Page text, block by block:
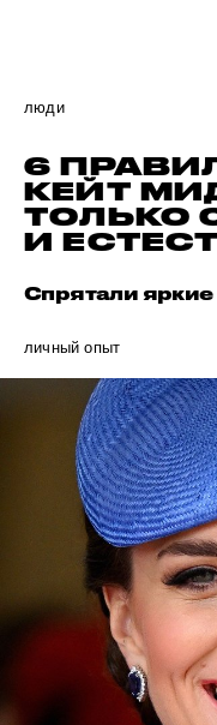
люди
6
КЕЙТ
ТОЛЬКО
И
Спрятали
личный опыт